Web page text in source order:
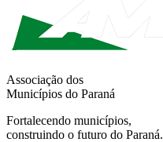
Associação dos
Municípios do Paraná
Fortalecendo municípios,
construindo o futuro do Paraná.